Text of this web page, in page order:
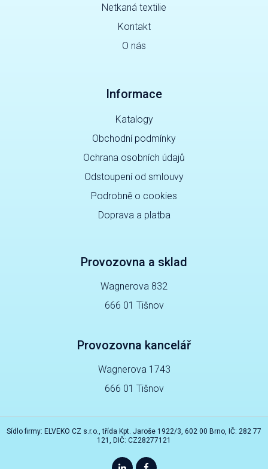
Netkaná textilie
Kontakt
O nás
Informace
Katalogy
Obchodní podmínky
Ochrana osobních údajů
Odstoupení od smlouvy
Podrobně o cookies
Doprava a platba
Provozovna a sklad
Wagnerova 832
666 01 Tišnov
Provozovna kancelář
Wagnerova 1743
666 01 Tišnov
Sídlo firmy: ELVEKO CZ s.r.o., třída Kpt. Jaroše 1922/3, 602 00 Brno, IČ: 282 77
121, DIČ: CZ28277121